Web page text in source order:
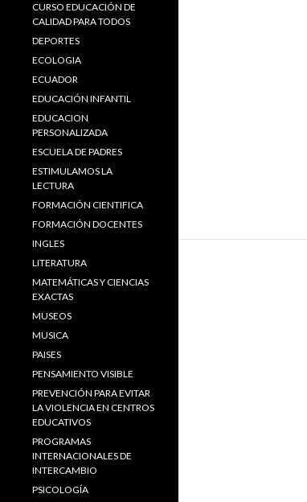
CURSO EDUCACIÓN DE
CALIDAD PARA TODOS
DEPORTES
ECOLOGIA
ECUADOR
EDUCACIÓN INFANTIL
EDUCACION
PERSONALIZADA
ESCUELA DE PADRES
ESTIMULAMOS LA
LECTURA
FORMACIÓN CIENTIFICA
FORMACIÓN DOCENTES
INGLES
LITERATURA
MATEMÁTICAS Y CIENCIAS
EXACTAS
MUSEOS
MUSICA
PAISES
PENSAMIENTO VISIBLE
PREVENCIÓN PARA EVITAR
LA VIOLENCIA EN CENTROS
EDUCATIVOS
PROGRAMAS
INTERNACIONALES DE
INTERCAMBIO
PSICOLOGÍA